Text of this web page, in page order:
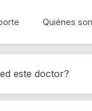
Quiénes
este doctor?